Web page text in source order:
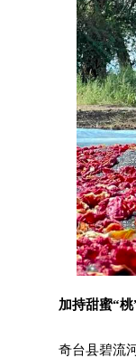
加持甜蜜“桃
奇台县碧流